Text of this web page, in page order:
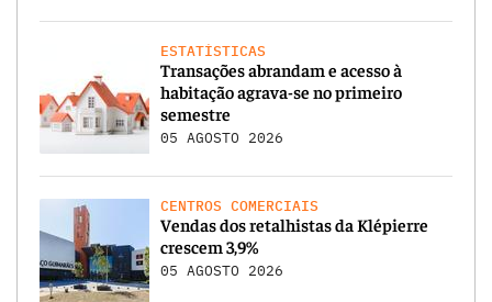
ESTATÍSTICAS
Transações abrandam e acesso à
habitação agrava-se no primeiro
semestre
05 AGOSTO 2026
CENTROS COMERCIAIS
Vendas dos retalhistas da Klépierre
crescem 3,9%
05 AGOSTO 2026